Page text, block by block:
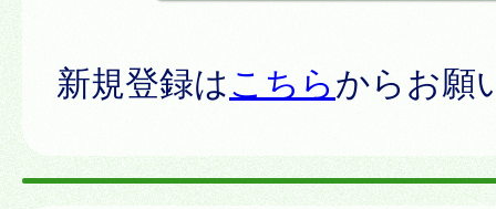
新規登録はこちらからお願